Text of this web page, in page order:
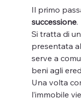
Il primo
successione.
Si tratta di
presentata
serve a
beni agli
Una volta
l’immobile